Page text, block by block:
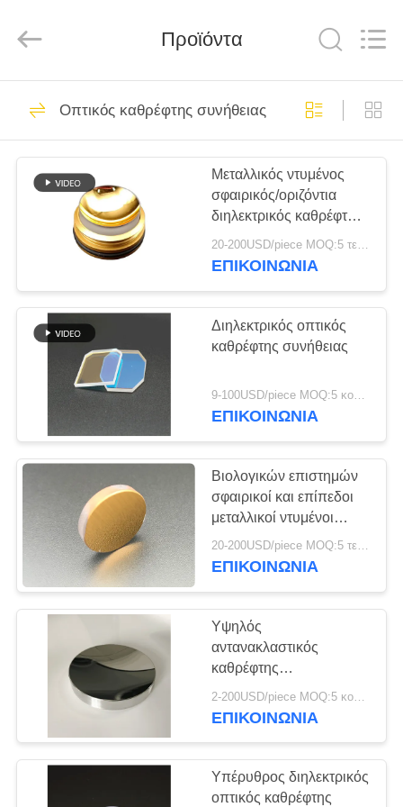
ΣΠΊΤΙ
ΠΡΟΪΌΝΤΑ
ΠΕΡΊΠΟΥ
ΕΜΕΊΣ
ΓΎΡΟΣ
ΕΡΓΟΣΤΑΣΊΩΝ
ΠΟΙΟΤΙΚΌΣ
ΈΛΕΓΧΟΣ
ΜΑΣ
ΕΛΆΤΕ
ΣΕ
ΕΠΑΦΉ
ΜΕ
ΖΗΤΉΣΤΕ
ΑΠΌΣΠΑΣΜΑ
SITEMAP
Co.,Ltd.
Οπτικό φίλτρο
παρέμβασης
Μακρύ φίλτρο
περασμάτων
12
????????? φίλτρο
παρέμβασης
37
Κοντό φίλτρο
περασμάτων
Προϊόντα
Οπτικός καθρέφτης συνήθειας
Μεταλλικός ντυμένος
σφαιρικός/οριζόντια
διηλεκτρικός καθρέφτης
καθρεφτών συνήθειας
οπτικός
20-200USD/piece MOQ:5 τεμάχια
ΕΠΙΚΟΙΝΩΝΊΑ
Διηλεκτρικός οπτικός
καθρέφτης συνήθειας
9-100USD/piece MOQ:5 κομμάτια
ΕΠΙΚΟΙΝΩΝΊΑ
Βιολογικών επιστημών
σφαιρικοί και επίπεδοι
μεταλλικοί ντυμένοι
καθρέφτες καθρεφτών
συνήθειας οπτικοί
20-200USD/piece MOQ:5 τεμάχια
ΕΠΙΚΟΙΝΩΝΊΑ
Υψηλός
αντανακλαστικός
καθρέφτης
επιστρώματος αργιλίου
τμημάτων ακρίβειας
ΕΠΙΚΟΙΝΩΝΊΑ
Υπέρυθρος διηλεκτρικός
οπτικός καθρέφτης